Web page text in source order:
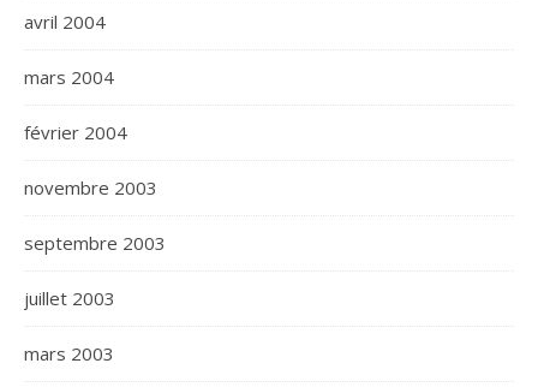
avril 2004
mars 2004
février 2004
novembre 2003
septembre 2003
juillet 2003
mars 2003